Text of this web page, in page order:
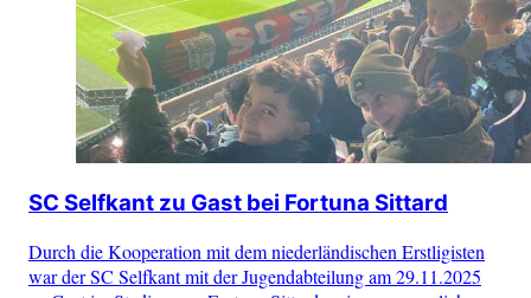
SC Selfkant zu Gast bei Fortuna Sittard
Durch die Kooperation mit dem niederländischen Erstligisten
war der SC Selfkant mit der Jugendabteilung am 29.11.2025